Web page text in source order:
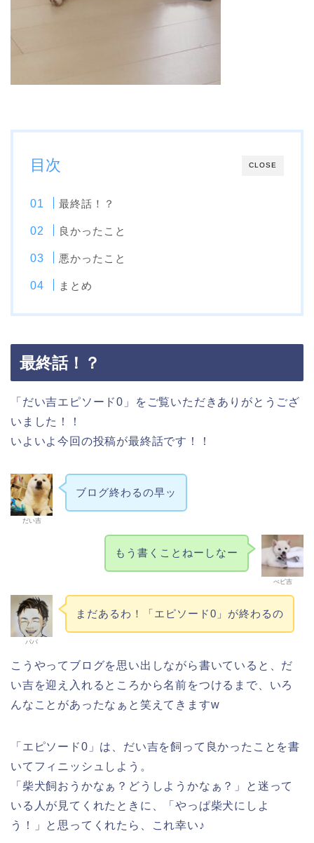
CLOSE
目次
最終話！？
良かったこと
悪かったこと
まとめ
最終話！？
「だい吉エピソード0」をご覧いただきありがとうござ
いました！！
いよいよ今回の投稿が最終話です！！
だい吉
ブログ終わるの早ッ
べビ吉
もう書くことねーしなー
パパ
まだあるわ！「エピソード0」が終わるの
こうやってブログを思い出しながら書いていると、だ
い吉を迎え入れるところから名前をつけるまで、いろ
んなことがあったなぁと笑えてきますw
「エピソード0」は、だい吉を飼って良かったことを書
いてフィニッシュしよう。
「柴犬飼おうかなぁ？どうしようかなぁ？」と迷って
いる人が見てくれたときに、「やっぱ柴犬にしよ
う！」と思ってくれたら、これ幸い♪